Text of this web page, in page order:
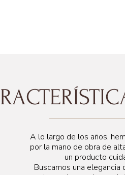
A lo largo de los años,
por la mano de obra de
un producto
Buscamos una elegancia